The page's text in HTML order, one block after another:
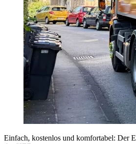
Einfach, kostenlos und komfortabel: Der